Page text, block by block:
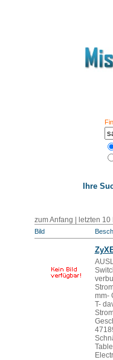
Ihre
zum Anfang | letzten 10
Bild
mm-
T-